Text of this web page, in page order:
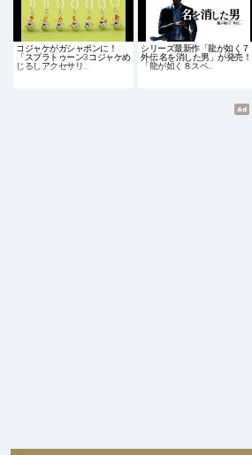
コジャケがガシャポンに！
「スプラトゥーン3 コジャケめ
じるしアクセサリ…
シリーズ最新作「龍が如く７
外伝 名を消した男」が発売！
「龍が如く８スペ…